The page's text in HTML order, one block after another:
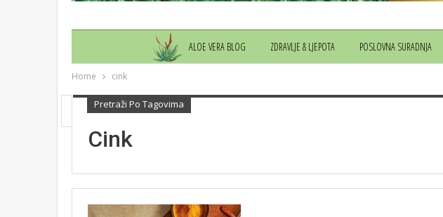
ALOE VERA BLOG ZDRAVLJE & LJEPOTA POSLOVNA SURADNJA
Home cink
Pretraži Po Tagovima
Cink